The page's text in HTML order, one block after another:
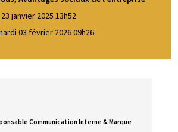
janvier 2025 13h52
03 février 2026 09h26
Communication Interne & Marque